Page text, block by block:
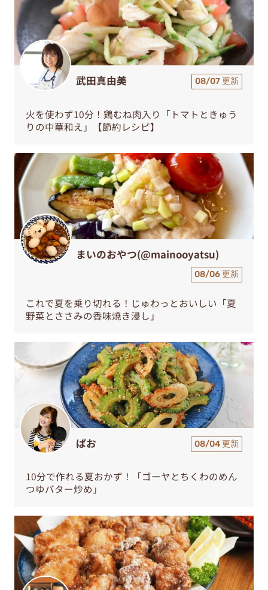
武田真由美 08/07 更新
火を使わず10分！鶏むね肉入り「トマトときゅう
りの中華和え」【節約レシピ】
まいのおやつ(@mainooyatsu)
08/06 更新
これで夏を乗り切れる！じゅわっとおいしい「夏
野菜とささみの香味焼き浸し」
ぱお 08/04 更新
10分で作れる夏おかず！「ゴーヤとちくわのめん
つゆバター炒め」